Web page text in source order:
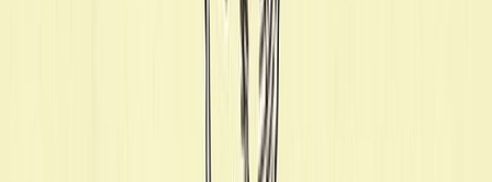
πλημμυρίζει τις σελίδες του». Στην αρχική του μορφή γράφτηκε το
1924 και ξαναδουλεύτηκε το 1931, οπότε εκδόθηκε για πρώτη
φορά. Η επιτυχία που σημείωσε τότε ήταν τεράστια, ακόμα και έξω
από τον ελληνικό χώρο. Ο Ηλίας Βενέζης (το βιβλίο - μαρτυρία
είναι γραμμένο στο πρώτο πρόσωπο και με το πραγματικό όνομα
του αφηγητή - συγγραφέα) γεννήθηκε στο Αϊβαλί το 1904. Ήρθε